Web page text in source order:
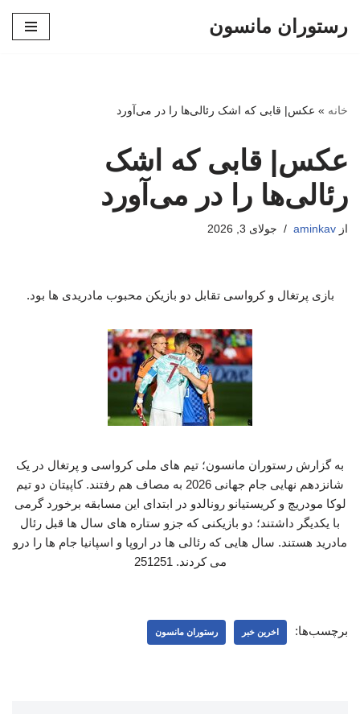
رستوران مانسون
خانه » عکس| قابی که اشک رئالی‌ها را در می‌آورد
عکس| قابی که اشک
رئالی‌ها را در می‌آورد
از aminkav جولای 3, 2026
بازی پرتغال و کرواسی تقابل دو بازیکن محبوب مادریدی ها بود.
به گزارش رستوران مانسون؛ تیم های ملی کرواسی و پرتغال در یک
شانزدهم نهایی جام جهانی 2026 به مصاف هم رفتند. کاپیتان دو تیم
لوکا مودریچ و کریستیانو رونالدو در ابتدای این مسابقه برخورد گرمی
با یکدیگر داشتند؛ دو بازیکنی که جزو ستاره های سال ها قبل رئال
مادرید هستند. سال هایی که رئالی ها در اروپا و اسپانیا جام ها را درو
می کردند. 251251
برچسب‌ها: اخرین خبر رستوران مانسون